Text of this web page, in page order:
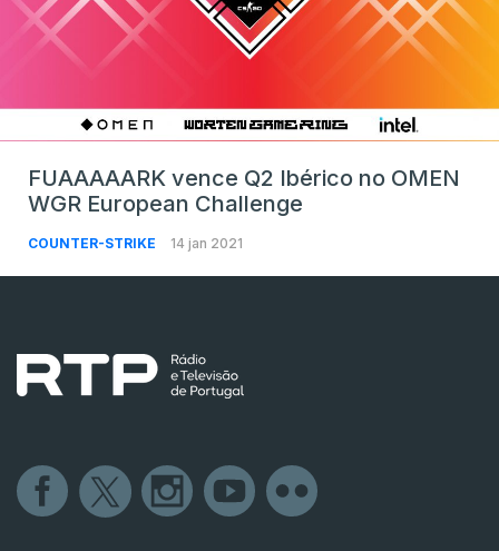
FUAAAAARK vence Q2 Ibérico no OMEN
WGR European Challenge
COUNTER-STRIKE 14 jan 2021